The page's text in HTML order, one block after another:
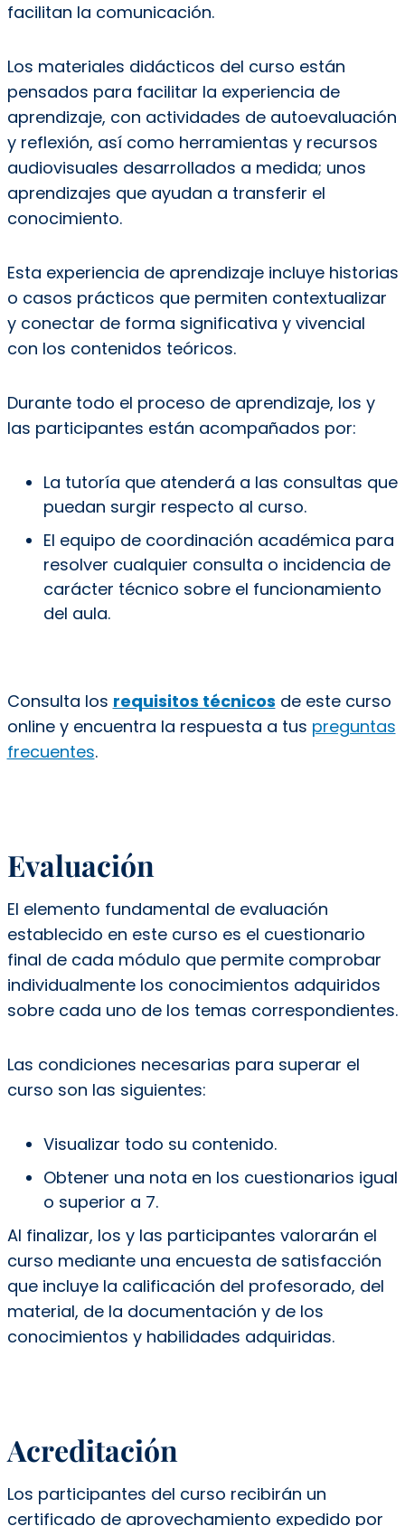
facilitan la comunicación.
Los materiales didácticos del curso están
pensados ​​para facilitar la experiencia de
aprendizaje, con actividades de autoevaluación
y reflexión, así como herramientas y recursos
audiovisuales desarrollados a medida; unos
aprendizajes que ayudan a transferir el
conocimiento.
Esta experiencia de aprendizaje incluye historias
o casos prácticos que permiten contextualizar
y conectar de forma significativa y vivencial
con los contenidos teóricos.
Durante todo el proceso de aprendizaje, los y
las participantes están acompañados por:
La tutoría que atenderá a las consultas que
puedan surgir respecto al curso.
El equipo de coordinación académica para
resolver cualquier consulta o incidencia de
carácter técnico sobre el funcionamiento
del aula.
Consulta los requisitos técnicos de este curso
online y encuentra la respuesta a tus preguntas
frecuentes.
Evaluación
El elemento fundamental de evaluación
establecido en este curso es el cuestionario
final de cada módulo que permite comprobar
individualmente los conocimientos adquiridos
sobre cada uno de los temas correspondientes.
Las condiciones necesarias para superar el
curso son las siguientes:
Visualizar todo su contenido.
Obtener una nota en los cuestionarios igual
o superior a 7.
Al finalizar, los y las participantes valorarán el
curso mediante una encuesta de satisfacción
que incluye la calificación del profesorado, del
material, de la documentación y de los
conocimientos y habilidades adquiridas.
Acreditación
Los participantes del curso recibirán un
certificado de aprovechamiento expedido por